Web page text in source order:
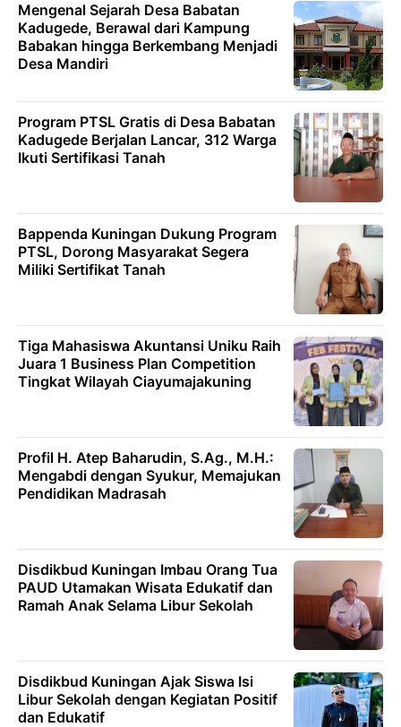
Mengenal Sejarah Desa Babatan
Kadugede, Berawal dari Kampung
Babakan hingga Berkembang Menjadi
Desa Mandiri
Program PTSL Gratis di Desa Babatan
Kadugede Berjalan Lancar, 312 Warga
Ikuti Sertifikasi Tanah
Bappenda Kuningan Dukung Program
PTSL, Dorong Masyarakat Segera
Miliki Sertifikat Tanah
Tiga Mahasiswa Akuntansi Uniku Raih
Juara 1 Business Plan Competition
Tingkat Wilayah Ciayumajakuning
Profil H. Atep Baharudin, S.Ag., M.H.:
Mengabdi dengan Syukur, Memajukan
Pendidikan Madrasah
Disdikbud Kuningan Imbau Orang Tua
PAUD Utamakan Wisata Edukatif dan
Ramah Anak Selama Libur Sekolah
Disdikbud Kuningan Ajak Siswa Isi
Libur Sekolah dengan Kegiatan Positif
dan Edukatif